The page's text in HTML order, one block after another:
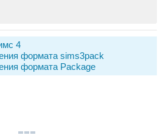
4
формата sims3pack
формата Package